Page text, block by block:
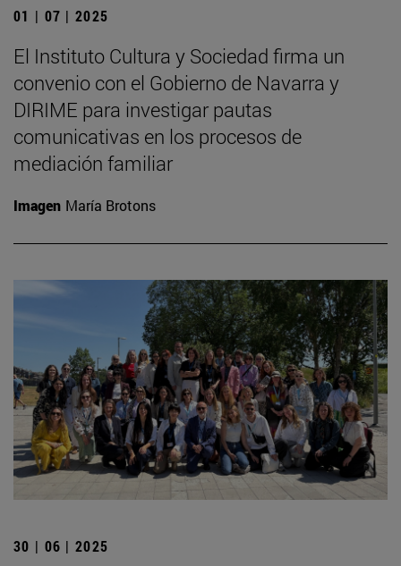
01 | 07 | 2025
El Instituto Cultura y Sociedad firma un
convenio con el Gobierno de Navarra y
DIRIME para investigar pautas
comunicativas en los procesos de
mediación familiar
Imagen María Brotons
30 | 06 | 2025